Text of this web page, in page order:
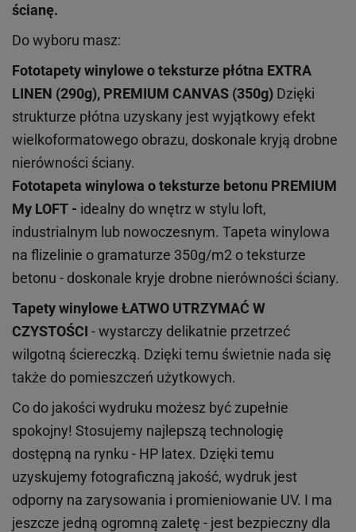
ścianę.
Do wyboru masz:
Fototapety winylowe oteksturze płótna EXTRA
LINEN (290g), PREMIUM CANVAS (350g) Dzięki
strukturze płótna uzyskany jest wyjątkowy efekt
wielkoformatowego obrazu, doskonale kryją drobne
nierówności ściany.
Fototapeta winylowa oteksturze betonu PREMIUM
My LOFT - idealny do wnętrz w stylu loft,
industrialnym lub nowoczesnym. Tapeta winylowa
na flizelinie o gramaturze 350g/m2 o teksturze
betonu - doskonale kryje drobne nierówności ściany.
Tapety winyloweŁATWO UTRZYMAĆ W
CZYSTOŚCI - wystarczy delikatnie przetrzeć
wilgotną ściereczką. Dzięki temu świetnie nada się
także do pomieszczeń użytkowych.
Co do jakości wydruku możesz być zupełnie
spokojny! Stosujemy najlepszą technologię
dostępną na rynku - HP latex. Dzięki temu
uzyskujemy fotograficzną jakość, wydruk jest
odporny na zarysowania i promieniowanie UV. I ma
jeszcze jedną ogromną zaletę - jest bezpieczny dla